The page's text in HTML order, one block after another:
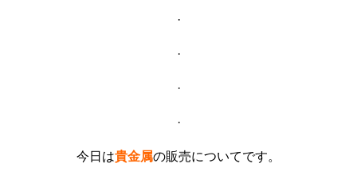
·
·
·
·
今日は貴金属の販売についてです。